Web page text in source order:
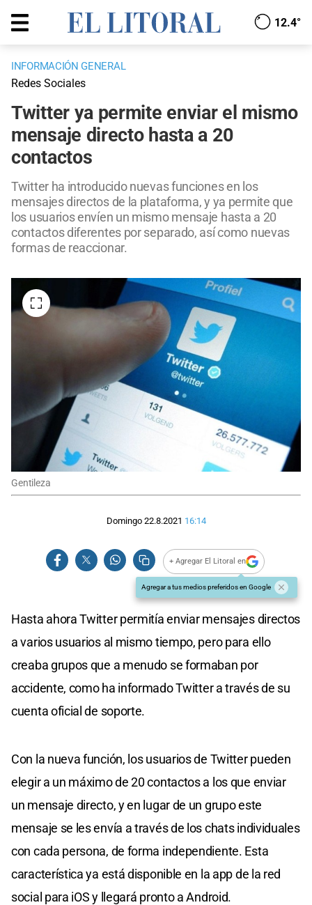
12.4°
INFORMACIÓN GENERAL
Redes Sociales
Twitter ya permite enviar el mismo
mensaje directo hasta a 20
contactos
Twitter ha introducido nuevas funciones en los
mensajes directos de la plataforma, y ya permite que
los usuarios envíen un mismo mensaje hasta a 20
contactos diferentes por separado, así como nuevas
formas de reaccionar.
Gentileza
Domingo 22.8.2021 16:14
+ Agregar El Litoral en
Agregar a tus medios preferidos en Google
Hasta ahora Twitter permitía enviar mensajes directos
a varios usuarios al mismo tiempo, pero para ello
creaba grupos que a menudo se formaban por
accidente, como ha informado Twitter a través de su
cuenta oficial de soporte.
Con la nueva función, los usuarios de Twitter pueden
elegir a un máximo de 20 contactos a los que enviar
un mensaje directo, y en lugar de un grupo este
mensaje se les envía a través de los chats individuales
con cada persona, de forma independiente. Esta
característica ya está disponible en la app de la red
social para iOS y llegará pronto a Android.